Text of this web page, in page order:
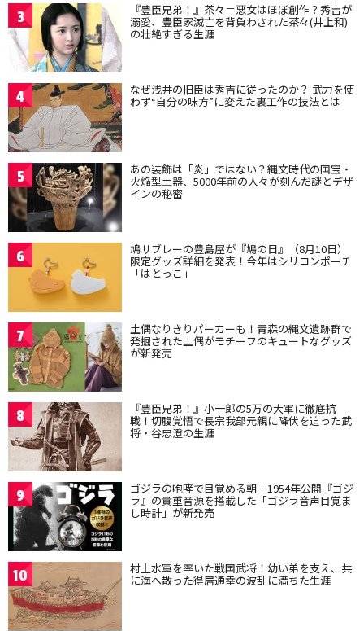
3 『豊臣兄弟！』茶々＝悪女はほぼ創作？秀吉が
溺愛、豊臣家滅亡を背負わされた茶々(井上和)
の壮絶すぎる生涯
4 なぜ浅井の旧臣は秀吉に従ったのか？ 武力を使
わず“自分の味方”に変えた裏工作の技法とは
5 あの装飾は「炎」ではない？縄文時代の国宝・
火焔型土器、5000年前の人々が刻んだ謎とデザ
インの秘密
6 鳩サブレーの豊島屋が『鳩の日』（8月10日）
限定グッズ詳細を発表！今年はシリコンポーチ
「はとっこ」
7 土偶なりきりパーカーも！青森の縄文遺跡群で
発掘された土偶がモチーフのキュートなグッズ
が新発売
8 『豊臣兄弟！』小一郎の5万の大軍に徹底抗
戦！切腹覚悟で長宗我部元親に降伏を迫った武
将・谷忠澄の生涯
9 ゴジラの咆哮で目覚める朝…1954年公開『ゴジ
ラ』の貴重音源を搭載した「ゴジラ音声目覚ま
し時計」が新発売
10 村上水軍を率いた戦国武将！幼い弟を支え、共
に海へ散った得居通幸の波乱に満ちた生涯